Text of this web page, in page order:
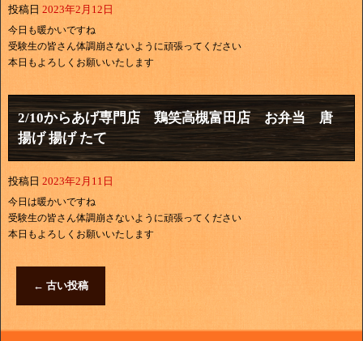
投稿日 2023年2月12日
今日も暖かいですね
受験生の皆さん体調崩さないように頑張ってください
本日もよろしくお願いいたします
2/10からあげ専門店 鶏笑高槻富田店 お弁当 唐
揚げ 揚げ たて
投稿日 2023年2月11日
今日は暖かいですね
受験生の皆さん体調崩さないように頑張ってください
本日もよろしくお願いいたします
← 古い投稿